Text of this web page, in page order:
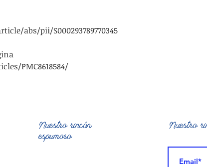
abs/pii/S000293789770345
PMC8618584/
Nuestro rincón
espumoso
Nuestro